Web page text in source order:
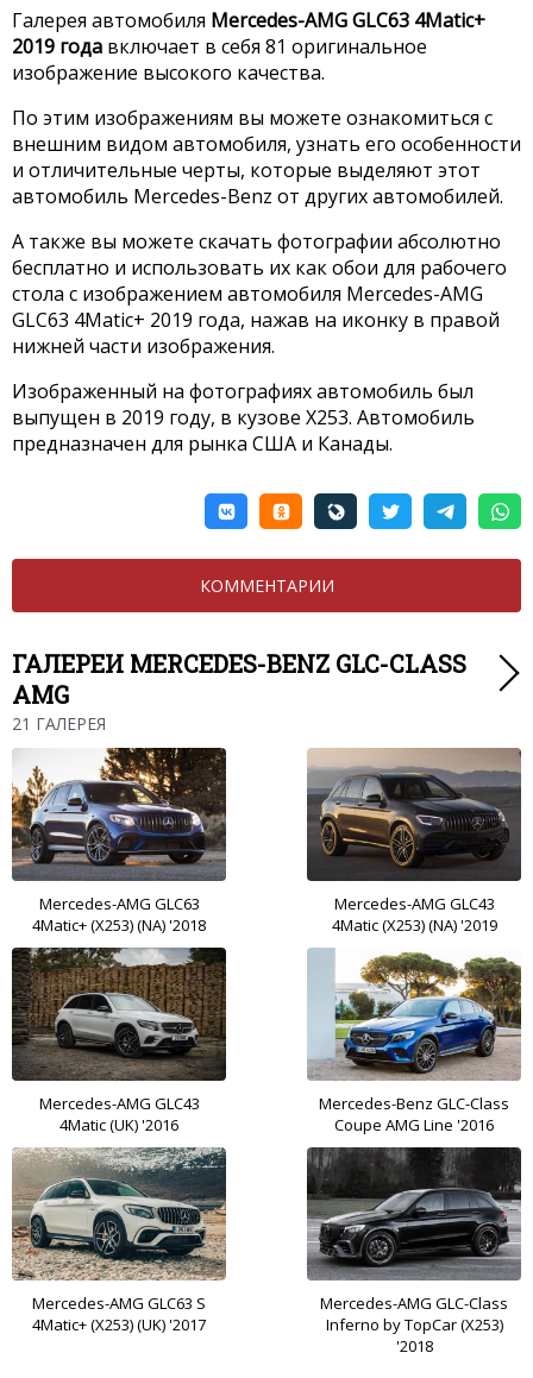
Галерея автомобиля Mercedes-AMG GLC63 4Matic+
2019 года включает в себя 81 оригинальное
изображение высокого качества.
По этим изображениям вы можете ознакомиться с
внешним видом автомобиля, узнать его особенности
и отличительные черты, которые выделяют этот
автомобиль Mercedes-Benz от других автомобилей.
А также вы можете скачать фотографии абсолютно
бесплатно и использовать их как обои для рабочего
стола с изображением автомобиля Mercedes-AMG
GLC63 4Matic+ 2019 года, нажав на иконку в правой
нижней части изображения.
Изображенный на фотографиях автомобиль был
выпущен в 2019 году, в кузове X253. Автомобиль
предназначен для рынка США и Канады.
КОММЕНТАРИИ
ГАЛЕРЕИ MERCEDES-BENZ GLC-CLASS
AMG
21 ГАЛЕРЕЯ
Mercedes-AMG GLC63
4Matic+ (X253) (NA) '2018
Mercedes-AMG GLC43
4Matic (X253) (NA) '2019
Mercedes-AMG GLC43
4Matic (UK) '2016
Mercedes-Benz GLC-Class
Coupe AMG Line '2016
Mercedes-AMG GLC63 S
4Matic+ (X253) (UK) '2017
Mercedes-AMG GLC-Class
Inferno by TopCar (X253)
'2018